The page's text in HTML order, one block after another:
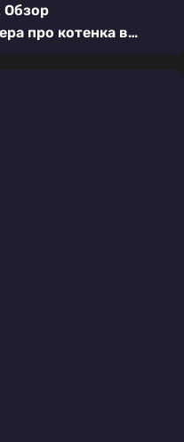
Обзор
про котенка в